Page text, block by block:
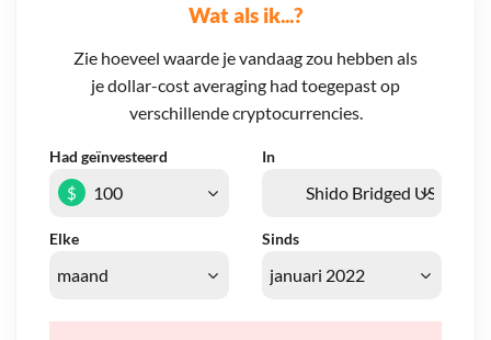
Wat als ik...?
Zie hoeveel waarde je vandaag zou hebben als
je dollar-cost averaging had toegepast op
verschillende cryptocurrencies.
Had geïnvesteerd In
Elke Sinds
$